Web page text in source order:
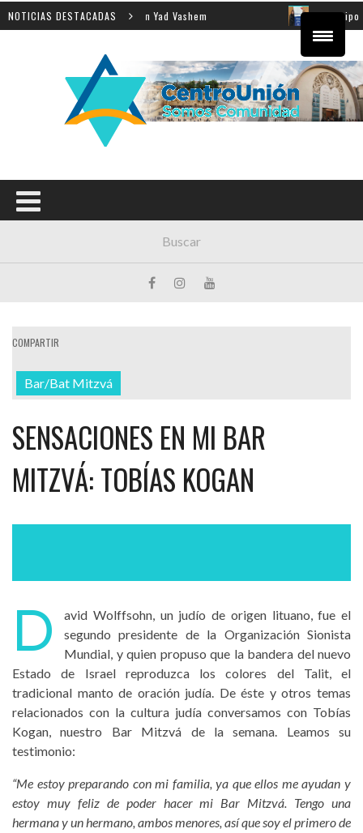
NOTICIAS DESTACADAS
de la Shoá en Yad Vashem El equipo
COMPARTIR
Bar/Bat Mitzvá
SENSACIONES EN MI BAR
MITZVÁ: TOBÍAS KOGAN
D
avid Wolffsohn, un judío de origen lituano, fue el
segundo presidente de la Organización Sionista
Mundial, y quien propuso que la bandera del nuevo
Estado de Israel reproduzca los colores del Talit, el
tradicional manto de oración judía. De éste y otros temas
relacionados con la cultura judía conversamos con Tobías
Kogan, nuestro Bar Mitzvá de la semana. Leamos su
testimonio:
“Me estoy preparando con mi familia, ya que ellos me ayudan y
estoy muy feliz de poder hacer mi Bar Mitzvá. Tengo una
hermana y un hermano, ambos menores, así que soy el primero de